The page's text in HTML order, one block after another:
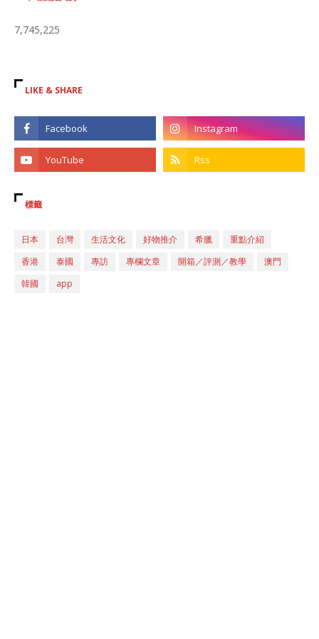
7,745,225
LIKE & SHARE
標籤
日本 台灣 生活文化 好物推介 希臘
重點介紹
香港
泰國 專訪 專欄文章 開箱／評測／教學
澳門
韓國
app